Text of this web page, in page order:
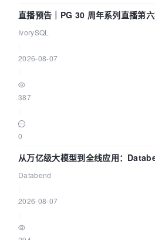
直播预告｜PG 30 周年系列直播第
核——我们改得动吗？我们贡献了什
IvorySQL
2026-08-07
387
0
从万亿级大模型到全线应用：
企业构建全链路 Trace 数据管道
Databend
2026-08-07